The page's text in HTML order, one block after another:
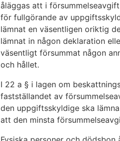
åläggas att i
för fullgörande av
lämnat en väsentligen oriktig
lämnat in någon deklaration
väsentligt försummat någon
och hållet.
I 22 a § i lagen om
fastställandet av
den uppgiftsskyldige ska
att den minsta